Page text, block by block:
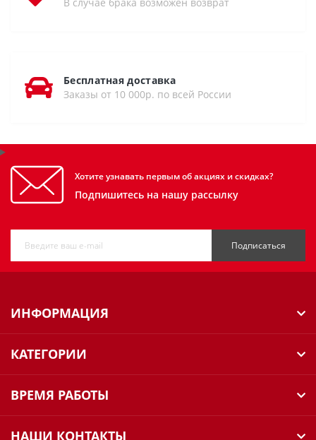
Бесплатная доставка
Заказы от 10 000р. по всей России
Хотите узнавать первым об акциях и скидках?
Подпишитесь на нашу рассылку
Подписаться
ИНФОРМАЦИЯ
КАТЕГОРИИ
ВРЕМЯ РАБОТЫ
НАШИ КОНТАКТЫ